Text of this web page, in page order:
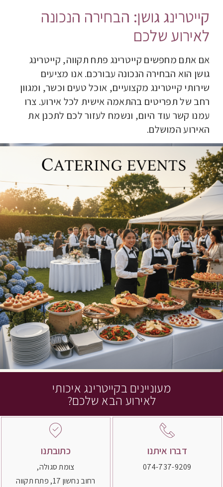
קייטרינג גושן: הבחירה הנכונה
לאירוע שלכם
אם אתם מחפשים קייטרינג פתח תקווה, קייטרינג
גושן הוא הבחירה הנכונה עבורכם. אנו מציעים
שירותי קייטרינג מקצועיים, אוכל טעים וכשר, ומגוון
רחב של תפריטים בהתאמה אישית לכל אירוע. צרו
עמנו קשר עוד היום, ונשמח לעזור לכם לתכנן את
האירוע המושלם.
מעוניינים בקייטרינג איכותי
לאירוע הבא שלכם?
דברו איתנו
074-737-9209
כתובתנו
צומת סגולה,
רחוב נחשון 17, פתח תקווה